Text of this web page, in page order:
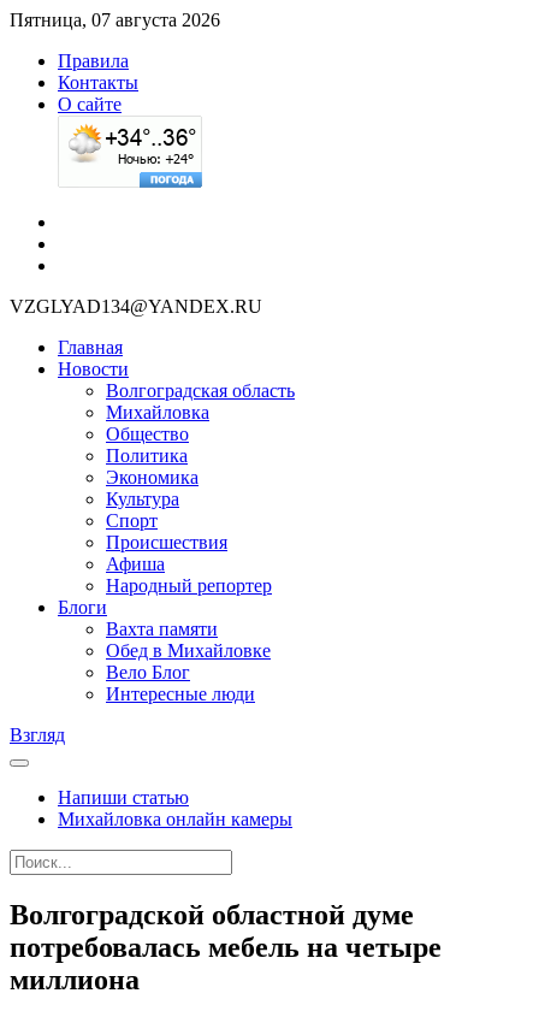
Пятница, 07 августа 2026
Правила
Контакты
О сайте
VZGLYAD134@YANDEX.RU
Главная
Новости
Волгоградская область
Михайловка
Общество
Политика
Экономика
Культура
Спорт
Происшествия
Афиша
Народный репортер
Блоги
Вахта памяти
Обед в Михайловке
Вело Блог
Интересные люди
Взгляд
Напиши статью
Михайловка онлайн камеры
Волгоградской областной думе
потребовалась мебель на четыре
миллиона